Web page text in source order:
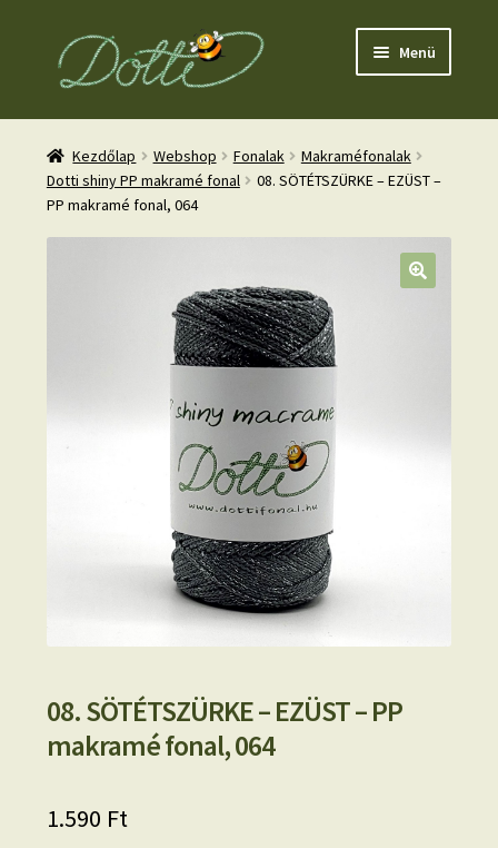
Ugrás
Kilépés
Menü
Kezdőlap Webshop Fonalak
Makraméfonalak
Dotti shiny PP makramé fonal
08. SÖTÉTSZÜRKE – EZÜST –
PP makramé fonal, 064
08. SÖTÉTSZÜRKE – EZÜST – PP
makramé fonal, 064
1.590 Ft